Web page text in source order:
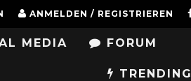
ANMELDEN / REGISTRIEREN
MEDIA FORUM
TRENDING